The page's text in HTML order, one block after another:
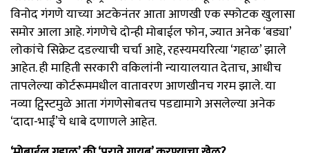
विनोद गंगणे याच्या अटकेनंतर आता आणखी एक स्फोटक खुलासा
समोर आला आहे. गंगणेचे दोन्ही मोबाईल फोन, ज्यात अनेक ‘बड्या’
लोकांचे सिक्रेट दडल्याची चर्चा आहे, रहस्यमयरित्या ‘गहाळ’ झाले
आहेत. ही माहिती सरकारी वकिलांनी न्यायालयात देताच, आधीच
तापलेल्या कोर्टरूममधील वातावरण आणखीनच गरम झाले. या
नव्या ट्विस्टमुळे आता गंगणेसोबतच पडद्यामागे असलेल्या अनेक
‘दादा-भाईं’चे धाबे दणाणले आहेत.